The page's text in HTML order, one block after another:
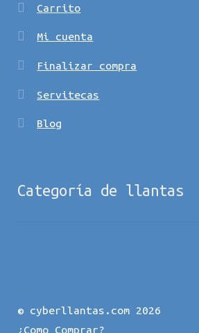
Carrito
Mi cuenta
Finalizar compra
Servitecas
Blog
Categoría de llantas
© cyberllantas.com 2026
¿Como Comprar?